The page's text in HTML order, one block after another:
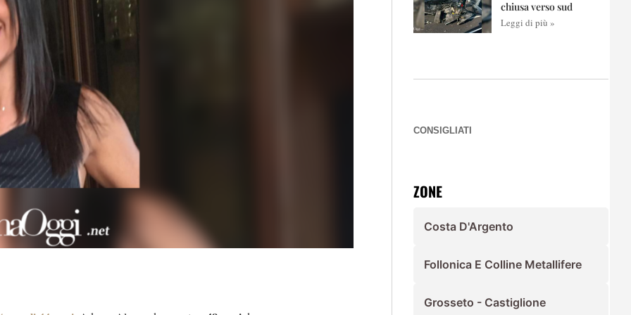
chiusa verso sud
Leggi di più »
CONSIGLIATI
ZONE
Costa D'Argento
Follonica E Colline Metallifere
Grosseto - Castiglione